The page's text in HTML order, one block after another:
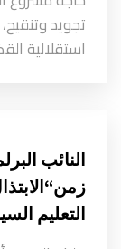
تجويد
استقلالية
النائب
التعليم